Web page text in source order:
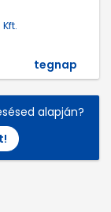
tegnap
alapján?